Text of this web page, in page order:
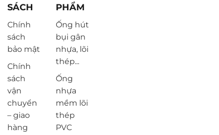
SÁCH
Chính
sách
bảo mật
Chính
sách
vận
chuyển
– giao
hàng
PHẨM
Ống hút
bụi gân
nhựa, lõi
thép...
Ống
nhựa
mềm lõi
thép
PVC